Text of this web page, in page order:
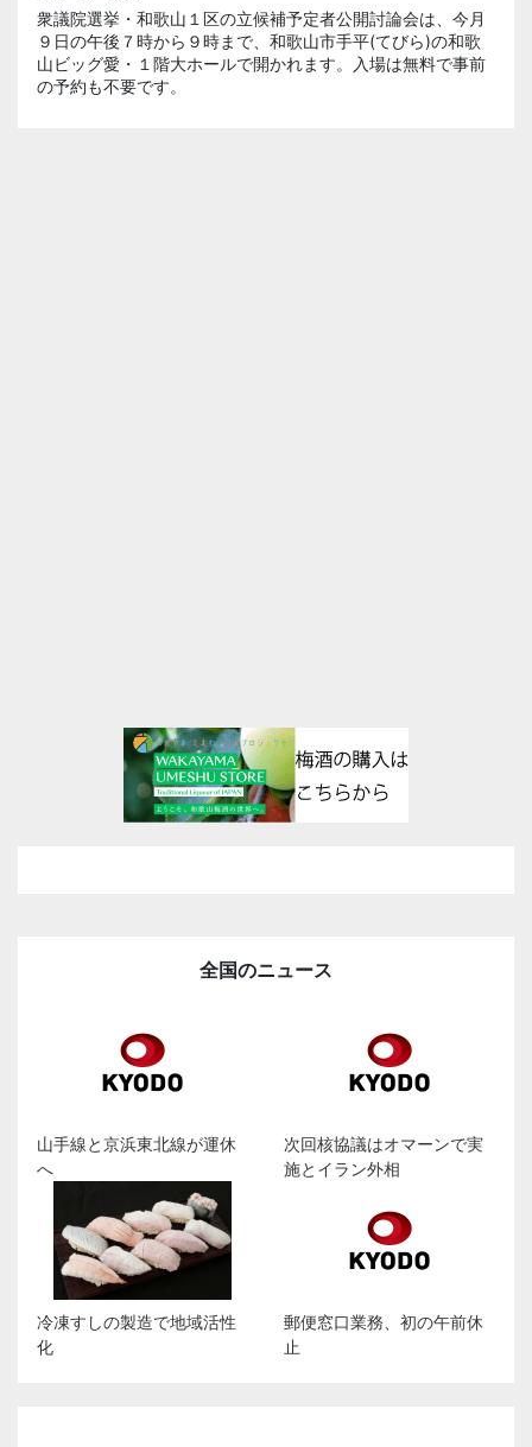
衆議院選挙・和歌山１区の立候補予定者公開討論会は、今月
９日の午後７時から９時まで、和歌山市手平(てびら)の和歌
山ビッグ愛・１階大ホールで開かれます。入場は無料で事前
の予約も不要です。
全国のニュース
山手線と京浜東北線が運休
へ
次回核協議はオマーンで実
施とイラン外相
冷凍すしの製造で地域活性
化
郵便窓口業務、初の午前休
止